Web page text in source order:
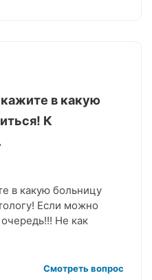
в какую
К
в какую больницу
Если можно
Не как
Смотреть вопрос